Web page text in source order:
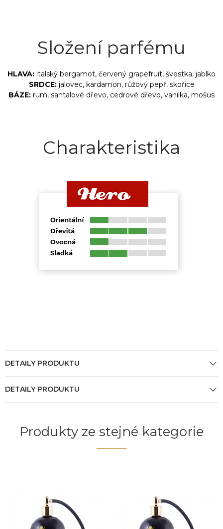
Složení parfému
HLAVA: italský bergamot, červený grapefruit, švestka, jablko
SRDCE:jalovec, kardamon, růžový pepř, skořice
BÁZE: rum, santalové dřevo, cedrové dřevo, vanilka, mošus
Charakteristika
DETAILY PRODUKTU
DETAILY PRODUKTU
Produkty ze stejné kategorie